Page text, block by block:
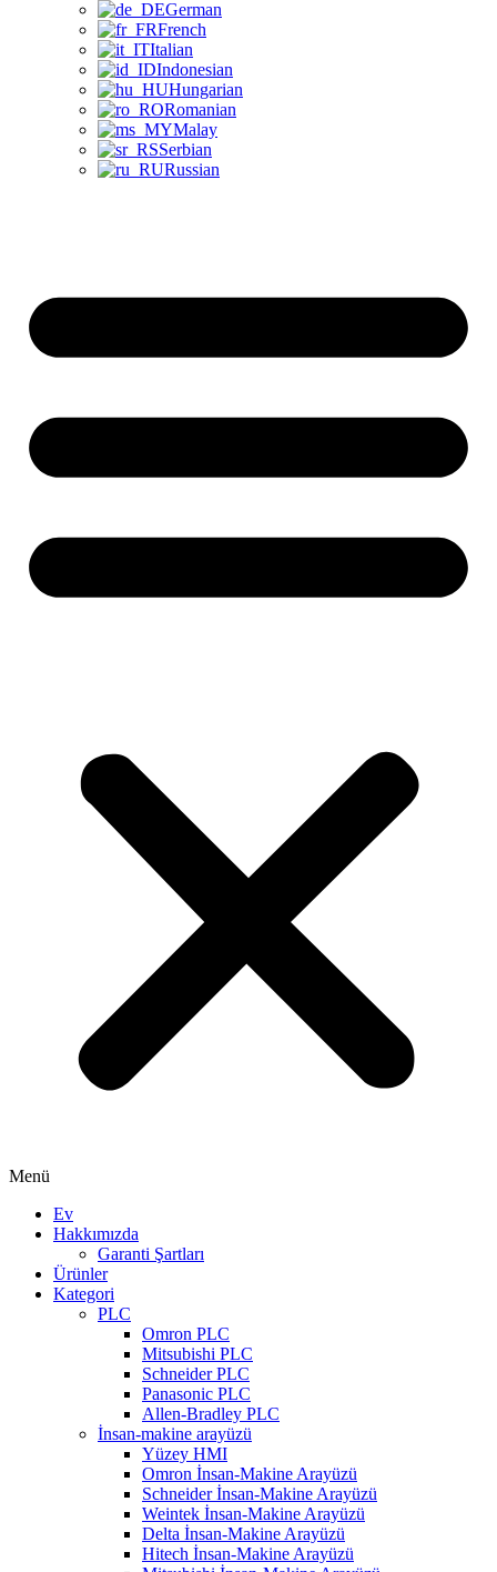
German
French
Italian
Indonesian
Hungarian
Romanian
Malay
Serbian
Russian
Menü
Ev
Hakkımızda
Garanti Şartları
Ürünler
Kategori
PLC
Omron PLC
Mitsubishi PLC
Schneider PLC
Panasonic PLC
Allen-Bradley PLC
İnsan-makine arayüzü
Yüzey HMI
Omron İnsan-Makine Arayüzü
Schneider İnsan-Makine Arayüzü
Weintek İnsan-Makine Arayüzü
Delta İnsan-Makine Arayüzü
Hitech İnsan-Makine Arayüzü